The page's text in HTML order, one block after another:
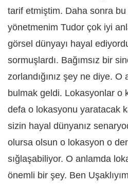
tarif etmiştim. Daha sonra
yönetmenim Tudor çok iyi
görsel dünyayı hayal
sormuşlardı. Bağımsız bir
zorlandığınız şey ne diye. O
bulmak geldi. Lokasyonlar o
defa o lokasyonu yaratacak
sizin hayal dünyanız
olursa olsun o lokasyon o
sığlaşabiliyor. O anlamda
önemli bir şey. Ben